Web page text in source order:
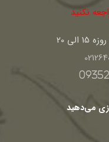
نکنید
20
می‌دهید